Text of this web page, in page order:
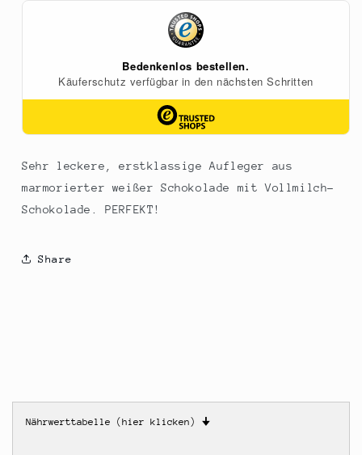
Vollmilch,
marmoriert,
600
g,
Sehr leckere, erstklassige Aufleger aus
marmorierter weißer Schokolade mit Vollmilch-
Schokolade. PERFEKT!
Share
Nährwerttabelle (hier klicken) 🠋